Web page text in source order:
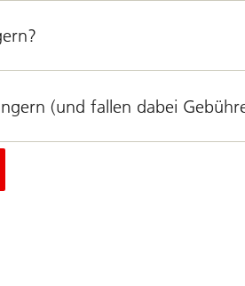
(und fallen dabei